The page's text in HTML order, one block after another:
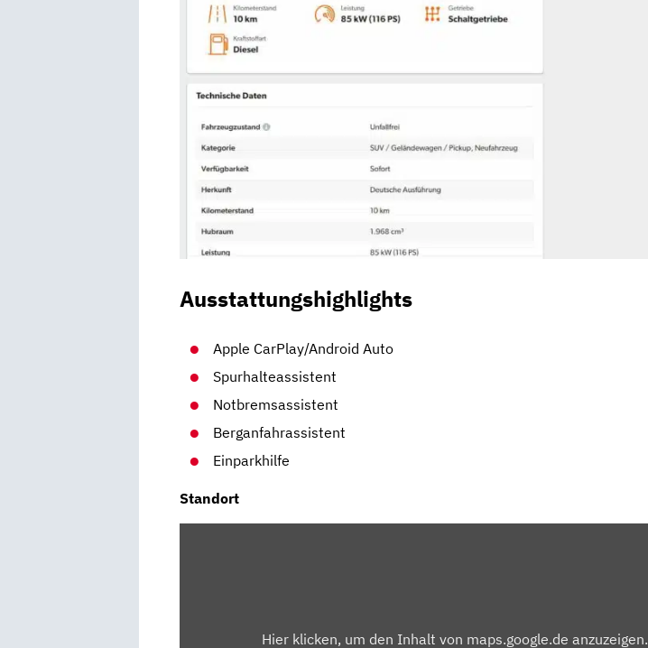
Ausstattungshighlights
Apple CarPlay/Android Auto
Spurhalteassistent
Notbremsassistent
Berganfahrassistent
Einparkhilfe
Standort
Hier klicken, um den Inhalt von maps.google.de anzuzeigen.